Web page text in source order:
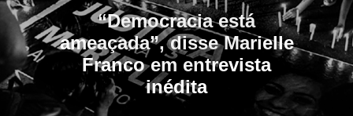
“Democracia está
ameaçada”, disse Marielle
Franco em entrevista
inédita